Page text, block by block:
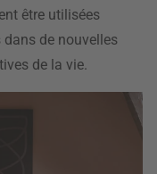
être utilisées
dans de nouvelles
de la vie.